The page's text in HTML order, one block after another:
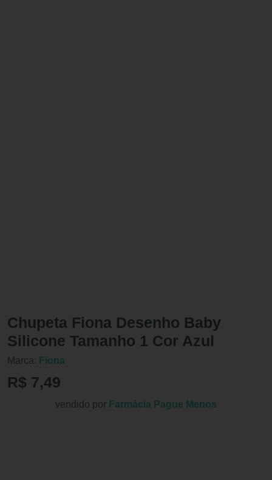
Chupeta Fiona Desenho Baby
Silicone Tamanho 1 Cor Azul
Marca: Fiona
R$ 7,49
vendido por Farmácia Pague Menos